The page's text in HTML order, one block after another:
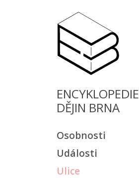
ENCYKLOPEDIE
DĚJIN BRNA
Osobnosti
Události
Ulice